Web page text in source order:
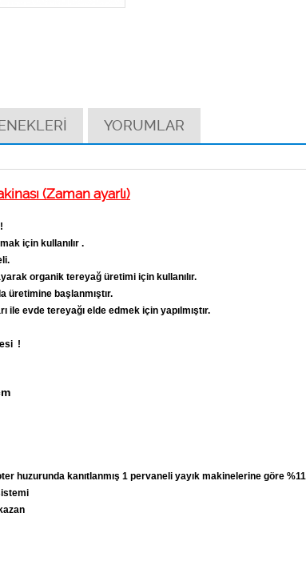
YORUMLAR
(Zaman ayarlı)
için kullanılır .
organik tereyağ üretimi için kullanılır.
üretimine başlanmıştır.
evde tereyağı elde edmek için yapılmıştır.
!
huzurunda kanıtlanmış 1 pervaneli yayık makinelerine göre